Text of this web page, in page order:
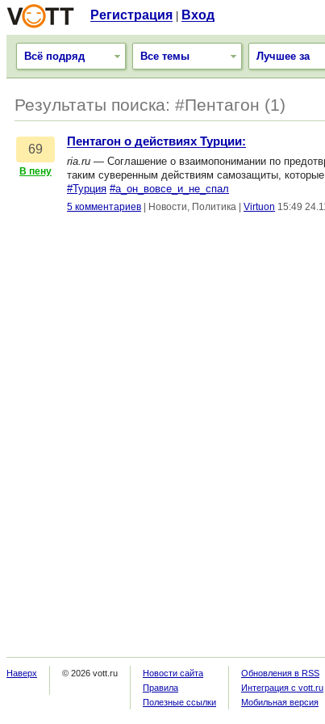
Регистрация Вход
Всё подряд Все темы Лучшее за
Результаты поиска: #Пентагон (1)
69
В пену
Пентагон о действиях Турции:
ria.ru — Соглашение о взаимопонимании по
таким суверенным действиям самозащиты,
#Турция #а_он_вовсе_и_не_спал
5 комментариев Новости, Политика Virtuon 15:49
Наверх © 2026 vott.ru
Новости сайта
Правила
Полезные ссылки
Обновления в RSS
Интеграция с vott.ru
Мобильная версия